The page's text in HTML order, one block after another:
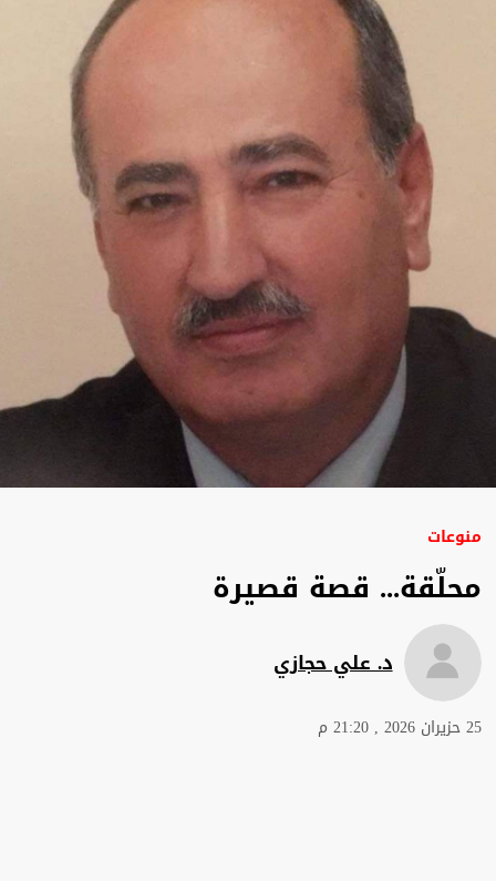
منوعات
محلّقة... قصة قصيرة
د. علي حجازي
25 حزيران 2026 , 21:20 م